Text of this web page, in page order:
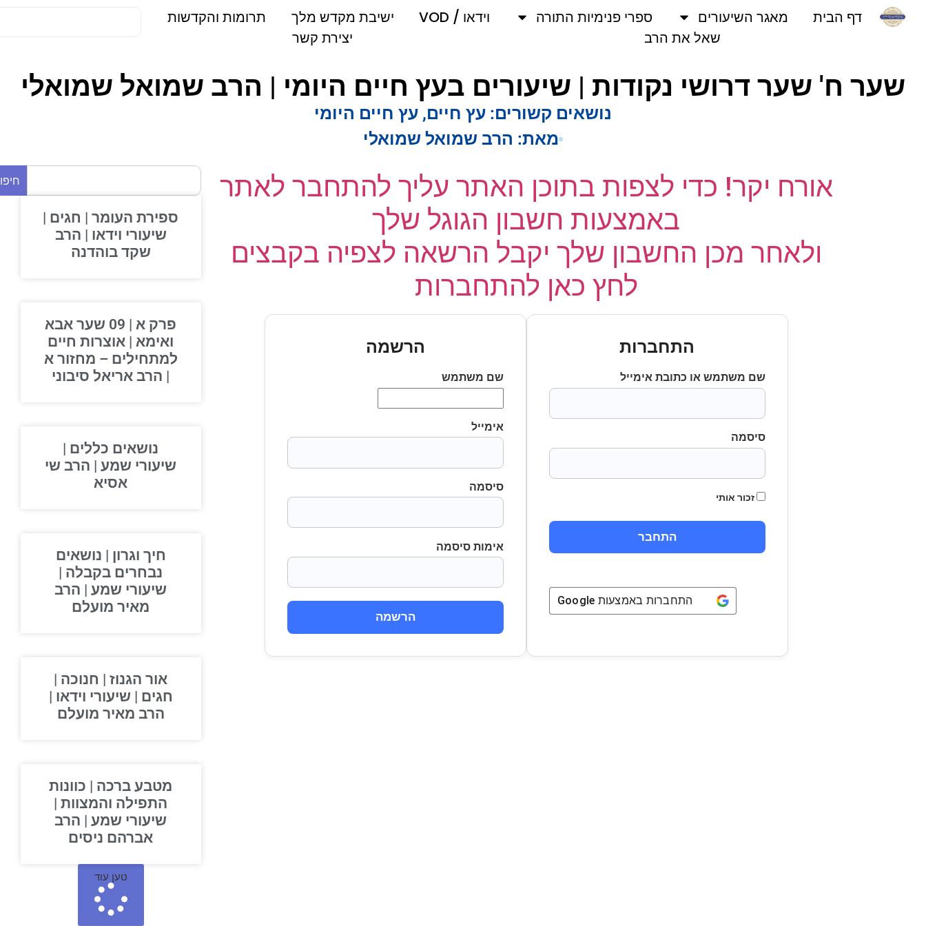
דף הבית מאגר השיעורים ספרי פנימיות התורה וידאו / VOD ישיבת מקדש מלך
תרומות והקדשות
שאל את הרב
יצירת קשר
שער ח' שער דרושי נקודות | שיעורים בעץ חיים היומי | הרב שמואל שמואלי
נושאים קשורים: עץ חיים,עץ חיים היומי
מאת:הרב שמואל שמואלי
אורח יקר! כדי לצפות בתוכן האתר עליך להתחבר לאתר
באמצעות חשבון הגוגל שלך
ולאחר מכן החשבון שלך יקבל הרשאה לצפיה בקבצים
לחץ כאן להתחברות
התחברות
שם משתמש או כתובת אימייל
סיסמה
זכור אותי
התחברות באמצעותGoogle
הרשמה
שם משתמש
אימייל
סיסמה
אימות סיסמה
הרשמה
חיפוש
ספירת העומר | חגים |
שיעורי וידאו | הרב
שקד בוהדנה
פרק א | 09 שער אבא
ואימא | אוצרות חיים
למתחילים – מחזור א
| הרב אריאל סיבוני
נושאים כללים |
שיעורי שמע | הרב שי
אסיא
חיך וגרון | נושאים
נבחרים בקבלה |
שיעורי שמע | הרב
מאיר מועלם
אור הגנוז | חנוכה |
חגים | שיעורי וידאו |
הרב מאיר מועלם
מטבע ברכה | כוונות
התפילה והמצוות |
שיעורי שמע | הרב
אברהם ניסים
טען עוד